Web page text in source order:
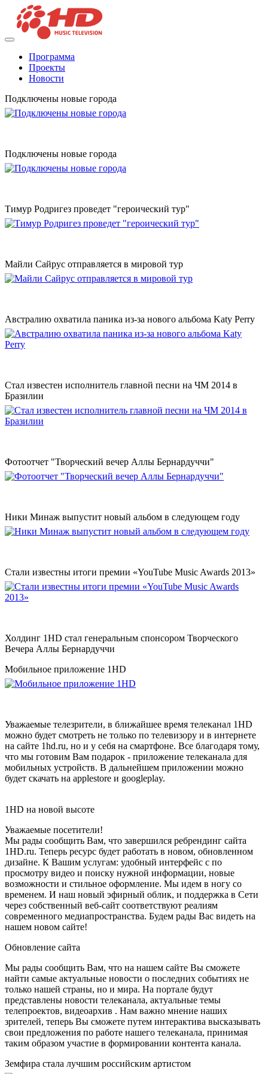
Программа
Проекты
Новости
Подключены новые города
Подключены новые города
Тимур Родригез проведет "героический тур"
Майли Сайрус отправляется в мировой тур
Австралию охватила паника из-за нового альбома Katy Perry
Стал известен исполнитель главной песни на ЧМ 2014 в
Бразилии
Фотоотчет "Творческий вечер Аллы Бернардуччи"
Ники Минаж выпустит новый альбом в следующем году
Стали известны итоги премии «YouTube Music Awards 2013»
Холдинг 1HD стал генеральным спонсором Творческого
Вечера Аллы Бернардуччи
Мобильное приложение 1HD
Уважаемые телезрители, в ближайшее время телеканал 1HD
можно будет смотреть не только по телевизору и в интернете
на сайте 1hd.ru, но и у себя на смартфоне. Все благодаря тому,
что мы готовим Вам подарок - приложение телеканала для
мобильных устройств. В дальнейшем приложении можно
будет скачать на applestore и googleplay.
1HD на новой высоте
Уважаемые посетители!
Мы рады сообщить Вам, что завершился ребрендинг сайта
1HD.ru. Теперь ресурс будет работать в новом, обновленном
дизайне. К Вашим услугам: удобный интерфейс с по
просмотру видео и поиску нужной информации, новые
возможности и стильное оформление. Мы идем в ногу со
временем. И наш новый эфирный облик, и поддержка в Сети
через собственный веб-сайт соответствуют реалиям
современного медиапространства. Будем рады Вас видеть на
нашем новом сайте!
Обновление сайта
Мы рады сообщить Вам, что на нашем сайте Вы сможете
найти самые актуальные новости о последних событиях не
только нашей страны, но и мира. На портале будут
представлены новости телеканала, актуальные темы
телепроектов, видеоархив . Нам важно мнение наших
зрителей, теперь Вы сможете путем интерактива высказывать
свои предложения по работе нашего телеканала, принимая
таким образом участие в формировании контента канала.
Земфира стала лучшим российским артистом